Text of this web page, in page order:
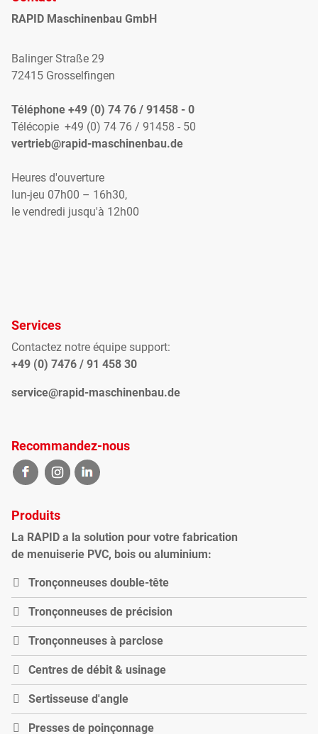
RAPID Maschinenbau GmbH
Balinger Straße 29
72415 Grosselfingen
Téléphone +49 (0) 74 76 / 91458 - 0
Télécopie +49 (0) 74 76 / 91458 - 50
vertrieb@rapid-maschinenbau.de
Heures d'ouverture
lun-jeu 07h00 – 16h30,
le vendredi jusqu'à 12h00
Services
Contactez notre équipe support:
+49 (0) 7476 / 91 458 30
service@rapid-maschinenbau.de
Recommandez-nous
Produits
La RAPID a la solution pour votre fabrication
de menuiserie PVC, bois ou aluminium:
Tronçonneuses double-tête
Tronçonneuses de précision
Tronçonneuses à parclose
Centres de débit & usinage
Sertisseuse d'angle
Presses de poinçonnage